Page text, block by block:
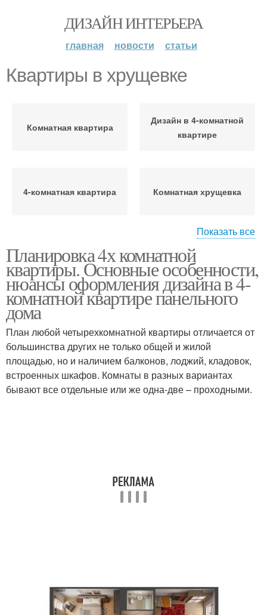
ДИЗАЙН ИНТЕРЬЕРА
главная новости статьи
Квартиры в хрущевке
Комнатная квартира
Дизайн в 4-комнатной
квартире
4-комнатная квартира Комнатная хрущевка
квартира
Четырехкомнатная
квартира
Квартиры в панельном
доме
квартира
Двухкомнатная
хрущевка
2-комнатная квартира
Показать все
Планировка 4х комнатной
квартиры. Основные особенности,
нюансы оформления дизайна в 4-
комнатной квартире панельного
дома
План любой четырехкомнатной квартиры отличается от
большинства других не только общей и жилой
площадью, но и наличием балконов, лоджий, кладовок,
встроенных шкафов. Комнаты в разных вариантах
бывают все отдельные или же одна-две – проходными.